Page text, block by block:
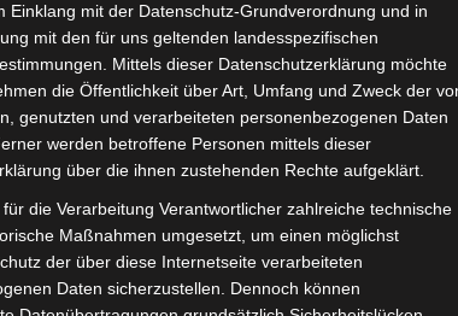
Einklang mit der Datenschutz-Grundverordnung und in
mit den für uns geltenden landesspezifischen
Mittels dieser Datenschutzerklärung möchte
die Öffentlichkeit über Art, Umfang und Zweck der
genutzten und verarbeiteten personenbezogenen Daten
werden betroffene Personen mittels dieser
über die ihnen zustehenden Rechte aufgeklärt.
die Verarbeitung Verantwortlicher zahlreiche technische
Maßnahmen umgesetzt, um einen möglichst
der über diese Internetseite verarbeiteten
Daten sicherzustellen. Dennoch können